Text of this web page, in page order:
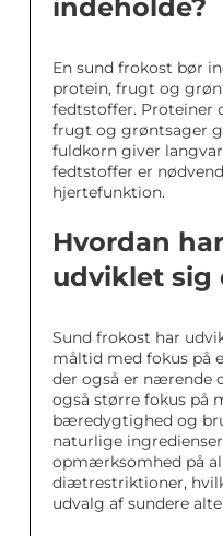
indeholde?
En sund frokost bør
protein, frugt og
fedtstoffer. Proteiner
frugt og grøntsager
fuldkorn giver
fedtstoffer er
hjertefunktion.
Hvordan
udviklet sig
Sund frokost har
måltid med fokus på
der også er nærende
også større fokus på
bæredygtighed og
naturlige
opmærksomhed på
diætrestriktioner,
udvalg af sundere